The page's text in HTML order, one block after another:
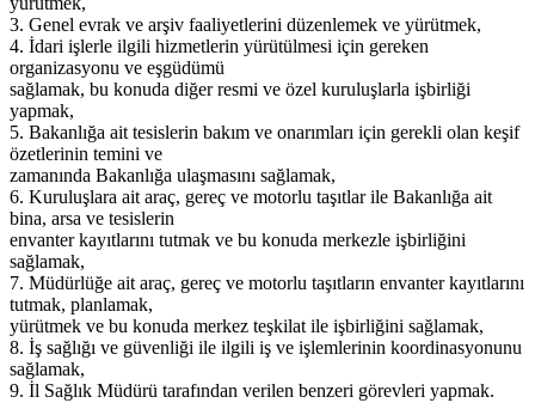
3. Genel evrak ve arşiv faaliyetlerini düzenlemek ve yürütmek,
4. İdari işlerle ilgili hizmetlerin yürütülmesi için gereken
organizasyonu ve eşgüdümü
sağlamak, bu konuda diğer resmi ve özel kuruluşlarla işbirliği
yapmak,
5. Bakanlığa ait tesislerin bakım ve onarımları için gerekli olan keşif
özetlerinin temini ve
zamanında Bakanlığa ulaşmasını sağlamak,
6. Kuruluşlara ait araç, gereç ve motorlu taşıtlar ile Bakanlığa ait
bina, arsa ve tesislerin
envanter kayıtlarını tutmak ve bu konuda merkezle işbirliğini
sağlamak,
7. Müdürlüğe ait araç, gereç ve motorlu taşıtların envanter kayıtlarını
tutmak, planlamak,
yürütmek ve bu konuda merkez teşkilat ile işbirliğini sağlamak,
8. İş sağlığı ve güvenliği ile ilgili iş ve işlemlerinin koordinasyonunu
sağlamak,
9. İl Sağlık Müdürü tarafından verilen benzeri görevleri yapmak.